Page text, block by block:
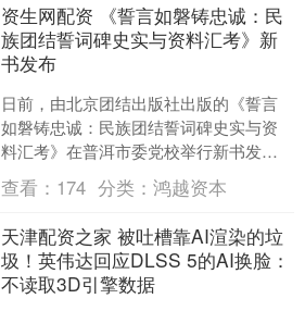
资生网配资 《誓言如磐铸忠诚：民
族团结誓词碑史实与资料汇考》新
书发布
日前，由北京团结出版社出版的《誓言
如磐铸忠诚：民族团结誓词碑史实与资
料汇考》在普洱市委党校举行新书发布
会。 该书旨在系统挖掘和整理普洱民族
团结誓词碑的相关文献资....
查看： 174 分类：鸿越资本
天津配资之家 被吐槽靠AI渲染的垃
圾！英伟达回应DLSS 5的AI换脸：
不读取3D引擎数据